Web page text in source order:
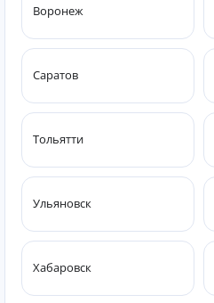
Воронеж
Саратов
Тольятти
Ульяновск
Хабаровск